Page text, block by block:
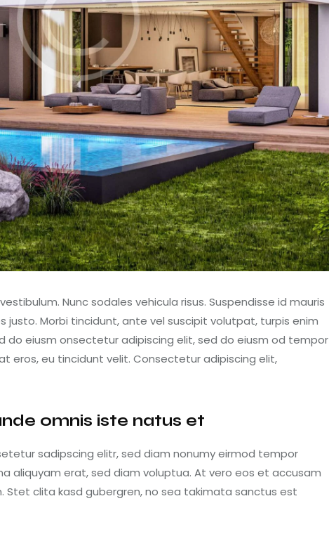
Nunc sodales vehicula risus. Suspendisse id mauris
justo. Morbi tincidunt, ante vel suscipit volutpat, turpis enim
do eiusm onsectetur adipiscing elit, sed do eiusm od tempor
eros, eu tincidunt velit. Consectetur adipiscing elit,
omnis iste natus et
sadipscing elitr, sed diam nonumy eirmod tempor
aliquyam erat, sed diam voluptua. At vero eos et accusam
Stet clita kasd gubergren, no sea takimata sanctus est